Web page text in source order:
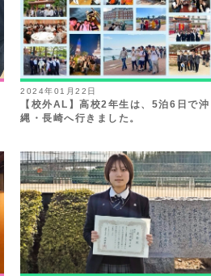
2024年01月22日
【校外AL】高校2年生は、5泊6日で沖
縄・長崎へ行きました。